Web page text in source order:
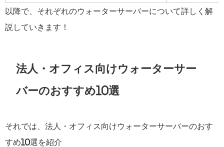
以降で、それぞれのウォーターサーバーについて詳しく解
説していきます！
法人・オフィス向けウォーターサー
バーのおすすめ10選
それでは、法人・オフィス向けウォーターサーバーのおす
すめ10選を紹介